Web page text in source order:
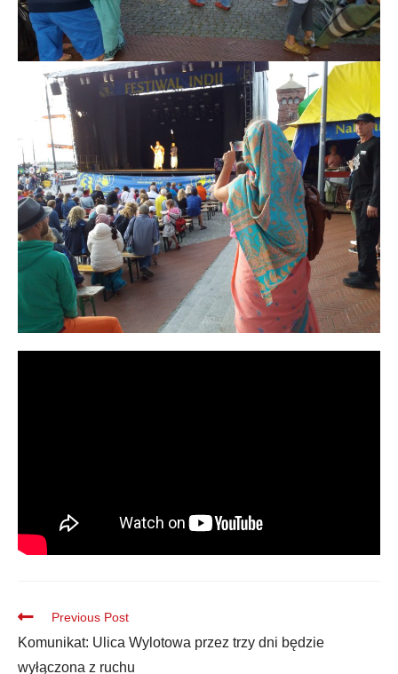
Previous Post
Komunikat: Ulica Wylotowa przez trzy dni będzie
wyłączona z ruchu